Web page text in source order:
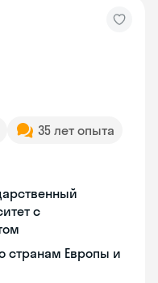
35 лет опыта
с
странам Европы и